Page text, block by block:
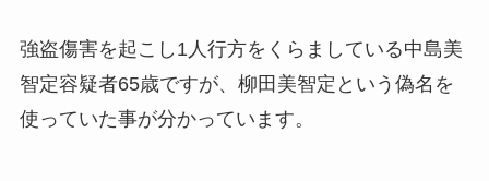
強盗傷害を起こし1人行方をくらましている中島美
智定容疑者65歳ですが、柳田美智定という偽名を
使っていた事が分かっています。